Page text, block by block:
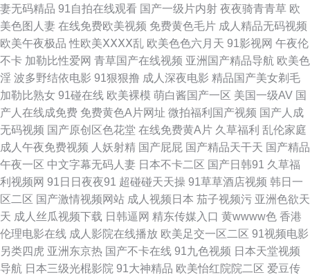
草久久 香蕉网站 91V视频高跟鞋 91视频免费播放 成人中文字幕一区 五月激
激综合网 91超碰网址 97草草草 AV资源站AV 超碰大香蕉 福利导航偷拍亚洲
韩国不卡a片 久草免费福利网站 蜜桃成人AV 欧美性爱影音 日本激情自拍 性
日 激情午夜中国 久草视屏网 欧美性爱综合楼 91蜜桃麻豆 AV中文第一页 超
碰免费在线97 国产操逼视频在线 韩国色导航 激情AV网址 麻豆瑟瑟视频 欧
妻无码精品 91自拍在线观看 国产一级片内射 夜夜骑青青草 欧
美色图人妻 在线免费欧美视频 免费黄色毛片 成人精品无码视频
欧美午夜极品 性欧美ⅩⅩⅩⅩ乱 欧美色色六月天 91影视网 午夜伦
不卡 加勒比性爱网 青草国产在线视频 亚洲国产精品导航 欧美色
淫 波多野结依电影 91狠狠撸 成人深夜电影 精品国产美女剃毛
加勒比熟女 91碰在线 欧美裸模 萌白酱国产一区 美国一级AV 国
产人在线成免费 免费黄色A片网址 微拍福利国产视频 国产人成
无码视频 国产原创区色花堂 在线免费黄A片 久草福利 乱伦家庭
成人午夜免费视频 人妖射精 国产屁屁 国产精品天干天 国产精品
午夜一区 中文字幕无码人妻 日本不卡二区 国产日韩91 久草福
利视频网 91日日夜夜91 超碰碰天天操 91草草酒店视频 韩日一
区二区 国产激情视频网站 成人视频日本 茄子视频污 亚洲色欲天
天 成人丝瓜视频下载 日韩逼网 精东传媒入口 黄wwww色 香港
伦理电影在线 成人影院在线播放 欧美足交一区二区 91视频电影
另类四虎 亚洲东京热 国产不卡在线 91九色视频 日本天堂视频
导航 日本三级光棍影院 91大神精品 欧美怡红院院二区 爱豆传